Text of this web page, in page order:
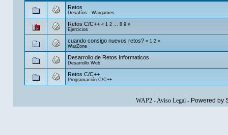
Retos
Desafíos - Wargames
Retos C/C++ «1 2...8 9»
Ejercicios
cuando consigo nuevos retos? «1 2»
WarZone
Desarrollo de Retos Informaticos
Desarrollo Web
Retos C/C++
Programación C/C++
WAP2-Aviso Legal- Powered by